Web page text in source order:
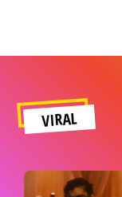
VIRAL